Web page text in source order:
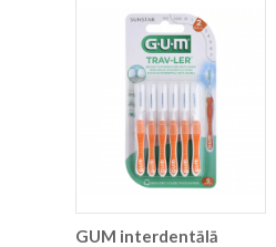
GUM interdentālā